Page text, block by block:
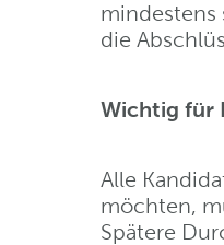
mindestens
die
Wichtig für
Alle
möchten,
Spätere